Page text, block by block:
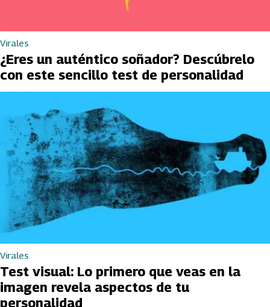
Virales
¿Eres un auténtico soñador? Descúbrelo
con este sencillo test de personalidad
Virales
Test visual: Lo primero que veas en la
imagen revela aspectos de tu
personalidad